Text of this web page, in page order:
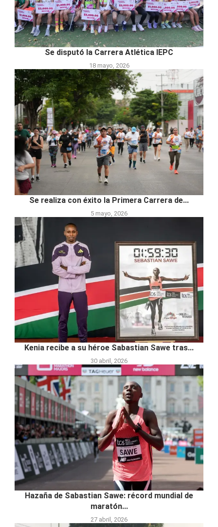
Se disputó la Carrera Atlética IEPC
18 mayo, 2026
Se realiza con éxito la Primera Carrera de...
5 mayo, 2026
Kenia recibe a su héroe Sabastian Sawe tras...
30 abril, 2026
Hazaña de Sabastian Sawe: récord mundial de
maratón...
27 abril, 2026